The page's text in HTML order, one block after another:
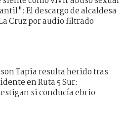
El descargo de alcaldesa
Cruz por audio filtrado
Tapia resulta herido tras
en Ruta 5 Sur:
si conducía ebrio